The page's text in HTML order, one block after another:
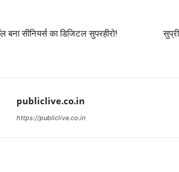
सीनियर्स का डिजिटल सुपरहीरो!
publiclive.co.in
https://publiclive.co.in